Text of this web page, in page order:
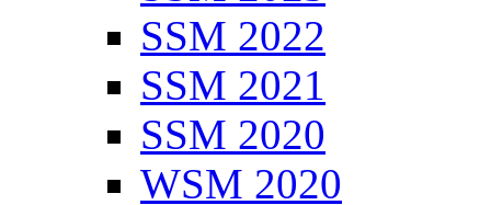
SSM 2022
SSM 2021
SSM 2020
WSM 2020